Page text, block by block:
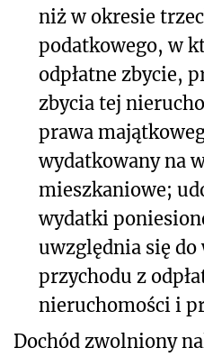
niż w okresie
podatkowego, w
odpłatne zbycie,
zbycia tej
prawa
wydatkowany na
mieszkaniowe;
wydatki
uwzględnia się do
przychodu z
nieruchomości i
Dochód zwolniony